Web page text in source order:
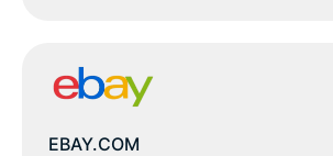
EBAY.COM